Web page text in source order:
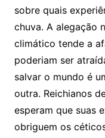
sobre quais
chuva. A alegação
climático tende a
poderiam ser
salvar o mundo é
outra. Reichianos
esperam que suas
obriguem os